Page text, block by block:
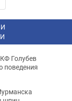
Голубев
поведения